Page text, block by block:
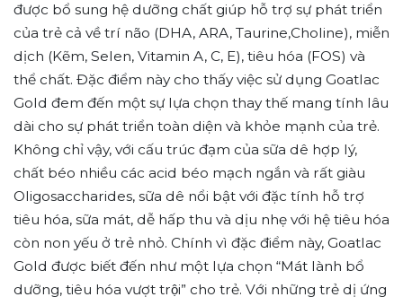
được bổ sung hệ dưỡng chất giúp hỗ trợ sự phát triển
của trẻ cả về trí não (DHA, ARA, Taurine,Choline), miễn
dịch (Kẽm, Selen, Vitamin A, C, E), tiêu hóa (FOS) và
thể chất. Đặc điểm này cho thấy việc sử dụng Goatlac
Gold đem đến một sự lựa chọn thay thế mang tính lâu
dài cho sự phát triển toàn diện và khỏe mạnh của trẻ.
Không chỉ vậy, với cấu trúc đạm của sữa dê hợp lý,
chất béo nhiều các acid béo mạch ngắn và rất giàu
Oligosaccharides, sữa dê nổi bật với đặc tính hỗ trợ
tiêu hóa, sữa mát, dễ hấp thu và dịu nhẹ với hệ tiêu hóa
còn non yếu ở trẻ nhỏ. Chính vì đặc điểm này, Goatlac
Gold được biết đến như một lựa chọn “Mát lành bổ
dưỡng, tiêu hóa vượt trội” cho trẻ. Với những trẻ dị ứng